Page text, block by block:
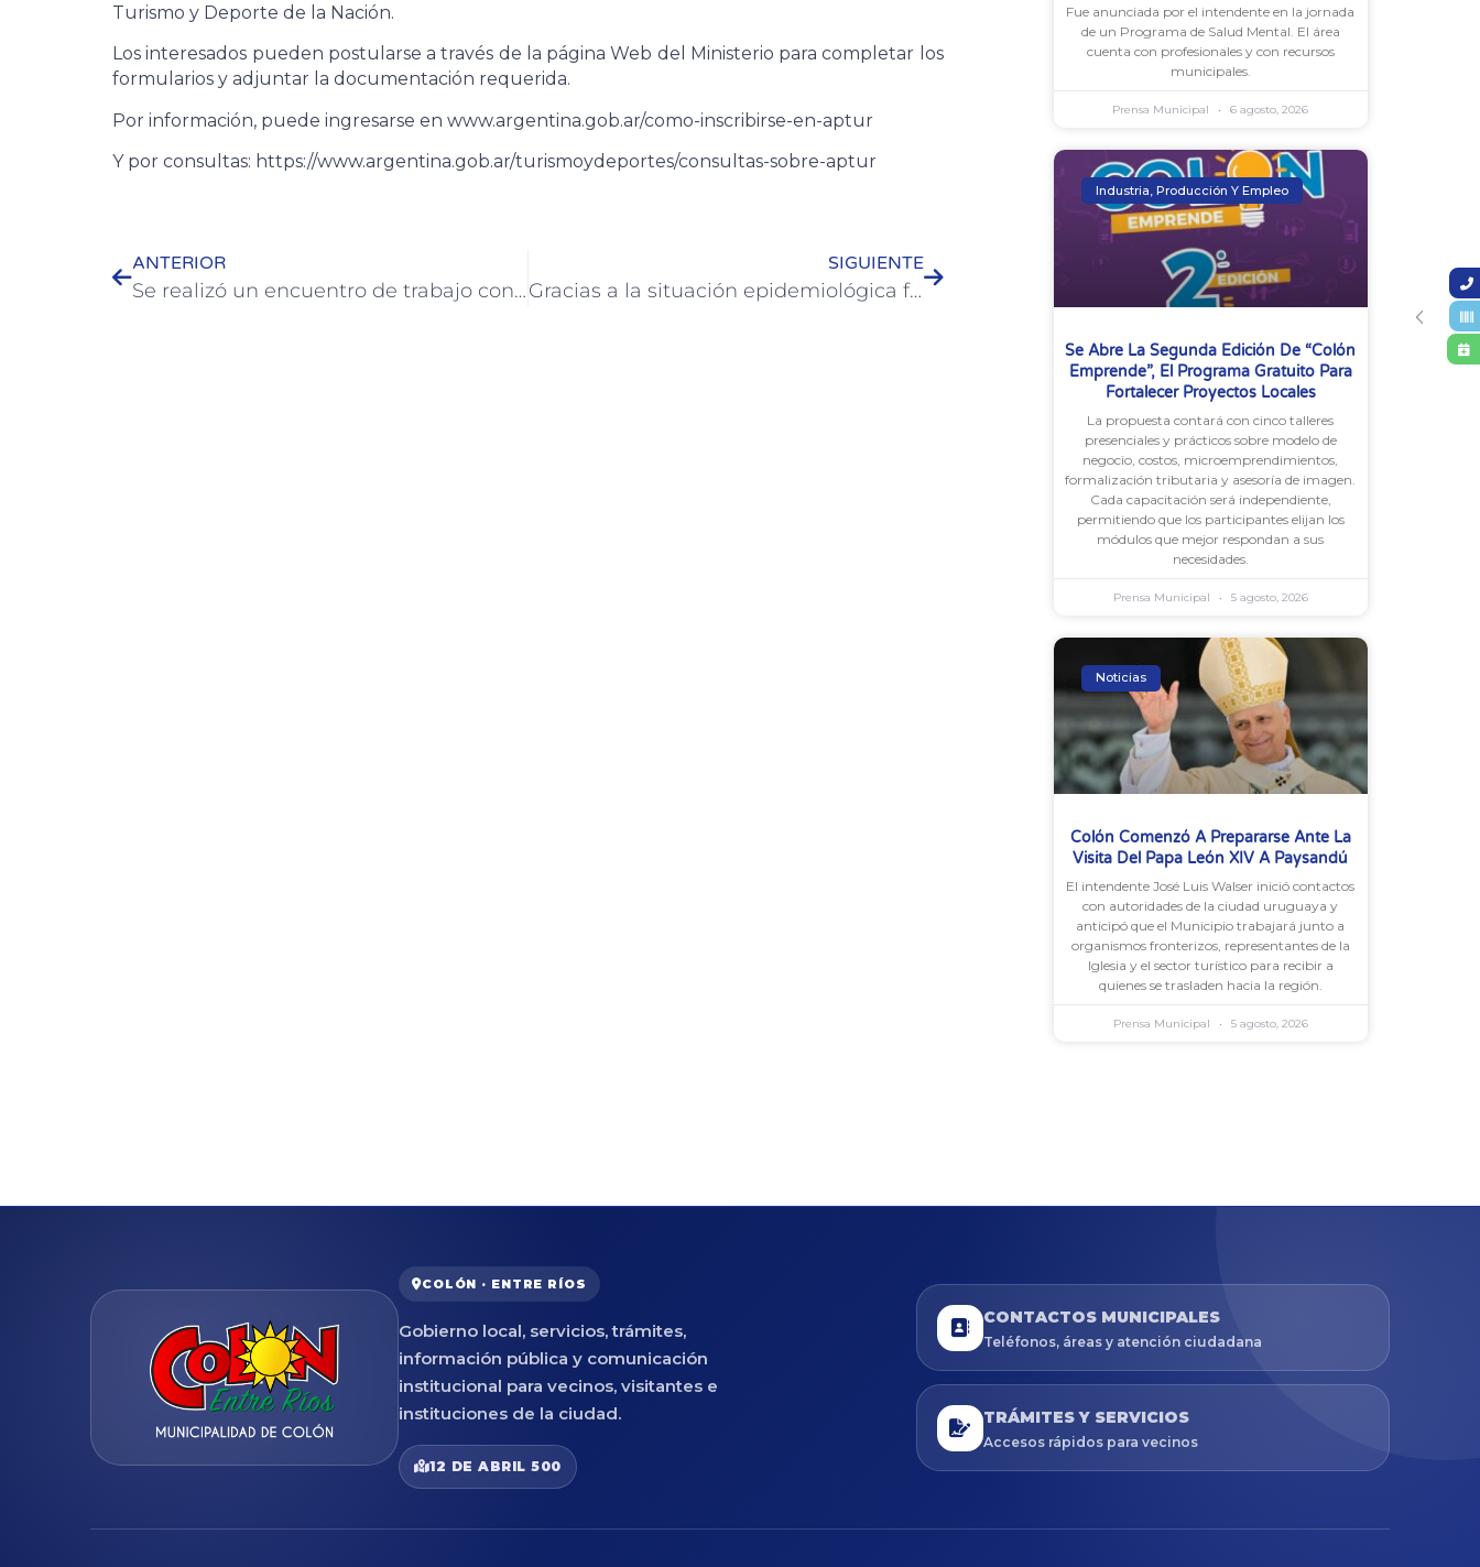
Turismo y Deporte de la Nación.
Los interesados pueden postularse a través de la página Web del Ministerio para completar los
formularios y adjuntar la documentación requerida.
Por información, puede ingresarse en www.argentina.gob.ar/como-inscribirse-en-aptur
Y por consultas: https://www.argentina.gob.ar/turismoydeportes/consultas-sobre-aptur
ANTERIOR
Se realizó un encuentro de trabajo con el sector Hotelero-Gastronómico
SIGUIENTE
Gracias a la situación epidemiológica favorable continúa la actividad comercial en Colón
Fue anunciada por el intendente en la jornada
de un Programa de Salud Mental. El área
cuenta con profesionales y con recursos
municipales.
Prensa Municipal 6 agosto, 2026
Industria, Producción Y Empleo
Se Abre La Segunda Edición De “Colón
Emprende”, El Programa Gratuito Para
Fortalecer Proyectos Locales
La propuesta contará con cinco talleres
presenciales y prácticos sobre modelo de
negocio, costos, microemprendimientos,
formalización tributaria y asesoría de imagen.
Cada capacitación será independiente,
permitiendo que los participantes elijan los
módulos que mejor respondan a sus
necesidades.
Prensa Municipal 5 agosto, 2026
Noticias
Colón Comenzó A Prepararse Ante La
Visita Del Papa León XIV A Paysandú
El intendente José Luis Walser inició contactos
con autoridades de la ciudad uruguaya y
anticipó que el Municipio trabajará junto a
organismos fronterizos, representantes de la
Iglesia y el sector turístico para recibir a
quienes se trasladen hacia la región.
Prensa Municipal 5 agosto, 2026
COLÓN · ENTRE RÍOS
Gobierno local, servicios, trámites,
información pública y comunicación
institucional para vecinos, visitantes e
instituciones de la ciudad.
12 DE ABRIL 500
CONTACTOS MUNICIPALES
Teléfonos, áreas y atención ciudadana
TRÁMITES Y SERVICIOS
Accesos rápidos para vecinos